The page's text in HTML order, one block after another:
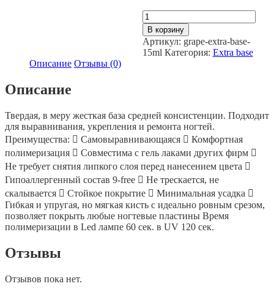
Количество
товара
Grape
EXTRA
BASE
В корзину
Артикул: grape-extra-base-
15ml Категория: Extra base
Описание Отзывы (0)
Описание
Твердая, в меру жесткая база средней консистенции. Подходит
для выравнивания, укрепления и ремонта ногтей.
Преимущества:  Самовыравнивающаяся  Комфортная
полимеризация  Совместима с гель лаками других фирм 
Не требует снятия липкого слоя перед нанесением цвета 
Гипоаллергенный состав 9-free  Не трескается, не
скалывается  Стойкое покрытие  Минимальная усадка 
Гибкая и упругая, но мягкая кисть с идеально ровным срезом,
позволяет покрыть любые ногтевые пластины Время
полимеризации в Led лампе 60 сек. в UV 120 сек.
Отзывы
Отзывов пока нет.